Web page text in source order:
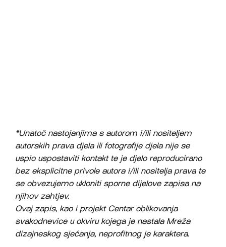
*Unatoč nastojanjima s autorom i/ili nositeljem
autorskih prava djela ili fotografije djela nije se
uspio uspostaviti kontakt te je djelo reproducirano
bez eksplicitne privole autora i/ili nositelja prava te
se obvezujemo ukloniti sporne dijelove zapisa na
njihov zahtjev.
Ovaj zapis, kao i projekt Centar oblikovanja
svakodnevice u okviru kojega je nastala Mreža
dizajneskog sjećanja, neprofitnog je karaktera.